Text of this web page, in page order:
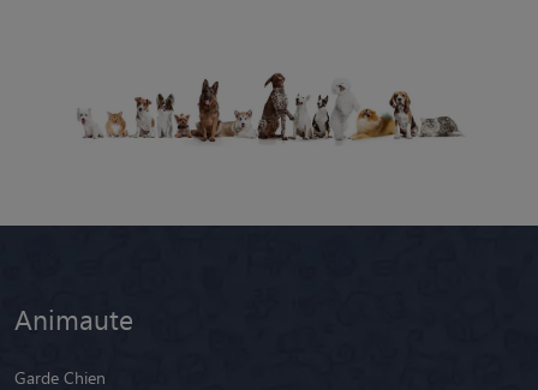
Animaute
Garde Chien